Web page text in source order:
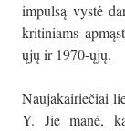
impulsą vystė
kritiniams
ųjų ir 1970-ųjų.
Naujakairiečiai
Y. Jie manė,